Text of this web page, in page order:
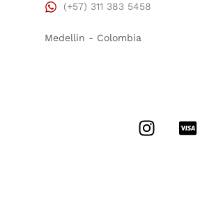
(+57) 311 383 5458
Medellin - Colombia